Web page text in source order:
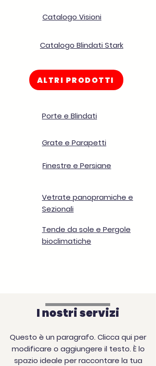
Catalogo Visioni
Catalogo Blindati Stark
ALTRI PRODOTTI
Porte e Blindati
Grate e Parapetti
Finestre e Persiane
Vetrate panopramiche e
Sezionali
Tende da sole e Pergole
bioclimatiche
I nostri servizi
Questo è un paragrafo. Clicca qui per
modificare o aggiungere il testo. È lo
spazio ideale per raccontare la tua